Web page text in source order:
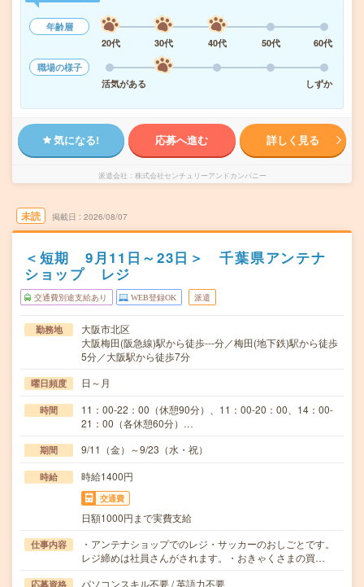
年齢層
20代
30代 40代 50代
60代
職場の様子
活気がある
しずか
気になる! 応募へ進む 詳しく見る
派遣会社 株式会社センチュリーアンドカンパニー
未読 掲載日 2026/08/07
＜短期 9月11日～23日＞ 千葉県アンテナ
ショップ レジ
交通費別途支給あり WEB登録OK 派遣
勤務地
大阪市北区
大阪梅田(阪急線)駅から徒歩---分／梅田(地下鉄)駅から徒歩
5分／大阪駅から徒歩7分
曜日頻度 日～月
時間
11：00-22：00（休憩90分）、11：00-20：00、14：00-
21：00（各休憩60分）…
期間 9/11（金）～9/23（水・祝）
時給 時給1400円
交通費
日額1000円まで実費支給
仕事内容
・アンテナショップでのレジ・サッカーのおしごとです。
レジ締めは社員さんがされます。・おきゃくさまの買…
応募資格 パソコンスキル不要 / 英語力不要